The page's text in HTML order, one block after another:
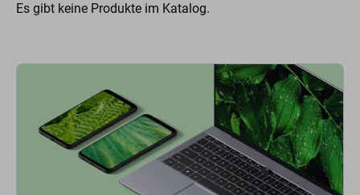
Es gibt keine Produkte im Katalog.